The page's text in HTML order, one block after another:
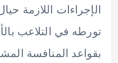
اللازمة حيال أي
في التلاعب بالأسعار أو
المنافسة المشروعة